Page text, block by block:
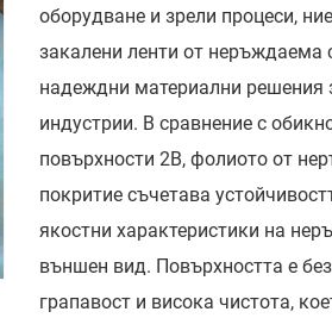
оборудване и зрели процеси,
закалени ленти от неръждаема
надеждни материални решения
индустрии. В сравнение с
повърхности 2B, фолиото от
покритие съчетава
якостни характеристики на
външен вид. Повърхността е
грапавост и висока чистота,